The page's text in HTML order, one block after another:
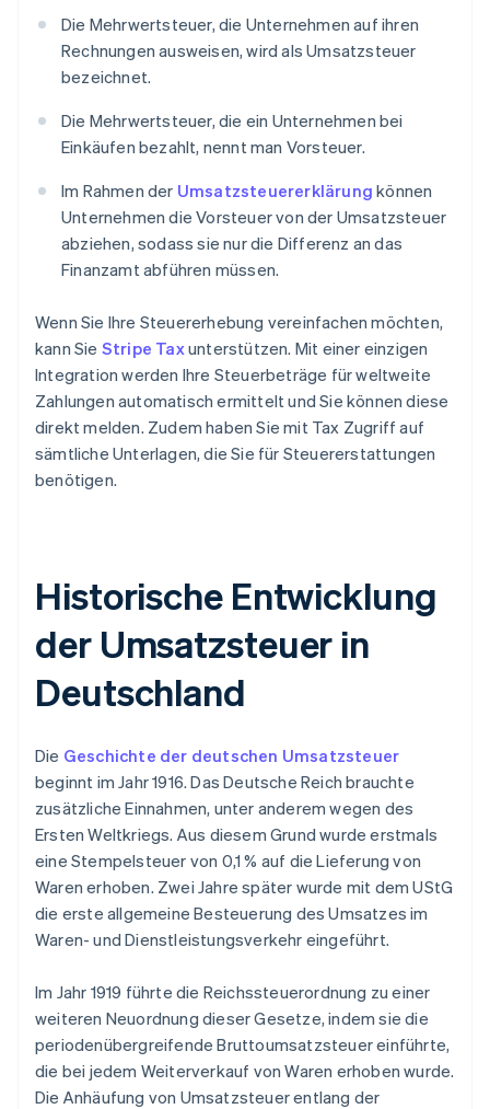
Die Mehrwertsteuer, die Unternehmen auf ihren
Rechnungen ausweisen, wird als Umsatzsteuer
bezeichnet.
Die Mehrwertsteuer, die ein Unternehmen bei
Einkäufen bezahlt, nennt man Vorsteuer.
Im Rahmen der Umsatzsteuererklärung können
Unternehmen die Vorsteuer von der Umsatzsteuer
abziehen, sodass sie nur die Differenz an das
Finanzamt abführen müssen.
Wenn Sie Ihre Steuererhebung vereinfachen möchten,
kann Sie Stripe Taxunterstützen. Mit einer einzigen
Integration werden Ihre Steuerbeträge für weltweite
Zahlungen automatisch ermittelt und Sie können diese
direkt melden. Zudem haben Sie mit Tax Zugriff auf
sämtliche Unterlagen, die Sie für Steuererstattungen
benötigen.
Historische Entwicklung
der Umsatzsteuer in
Deutschland
Die Geschichte der deutschen Umsatzsteuer
beginnt im Jahr 1916. Das Deutsche Reich brauchte
zusätzliche Einnahmen, unter anderem wegen des
Ersten Weltkriegs. Aus diesem Grund wurde erstmals
eine Stempelsteuer von 0,1 % auf die Lieferung von
Waren erhoben. Zwei Jahre später wurde mit dem UStG
die erste allgemeine Besteuerung des Umsatzes im
Waren- und Dienstleistungsverkehr eingeführt.
Im Jahr 1919 führte die Reichssteuerordnung zu einer
weiteren Neuordnung dieser Gesetze, indem sie die
periodenübergreifende Bruttoumsatzsteuer einführte,
die bei jedem Weiterverkauf von Waren erhoben wurde.
Die Anhäufung von Umsatzsteuer entlang der